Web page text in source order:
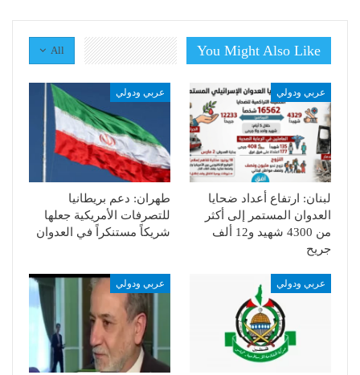
All You Might Also Like
عربي ودولي
لبنان: ارتفاع أعداد ضحايا
العدوان المستمر إلى أكثر
من 4300 شهيد و12 ألف
جريح
عربي ودولي
طهران: دعم بريطانيا
للتصرفات الأمريكية جعلها
شريكاً مستنكراً في العدوان
عربي ودولي عربي ودولي